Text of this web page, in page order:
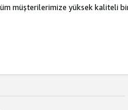
müşterilerimize yüksek kaliteli